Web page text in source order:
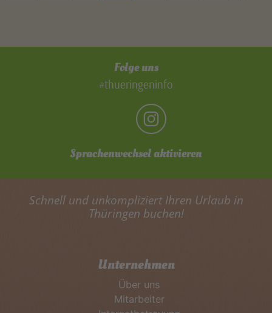
Folge uns
#thueringeninfo
Sprachenwechsel aktivieren
Schnell und unkompliziert Ihren Urlaub in
Thüringen buchen!
Unternehmen
Über uns
Mitarbeiter